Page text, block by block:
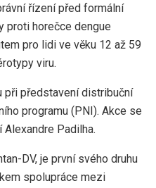
řízení před formální
proti horečce dengue
pro lidi ve věku 12 až 59
viru.
při představení distribuční
programu (PNI). Akce se
Padilha.
DV, je první svého druhu
spolupráce mezi